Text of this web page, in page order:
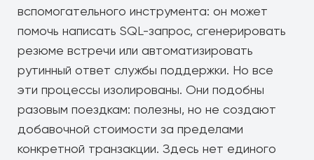
вспомогательного инструмента: он может
помочь написать SQL-запрос, сгенерировать
резюме встречи или автоматизировать
рутинный ответ службы поддержки. Но все
эти процессы изолированы. Они подобны
разовым поездкам: полезны, но не создают
добавочной стоимости за пределами
конкретной транзакции. Здесь нет единого